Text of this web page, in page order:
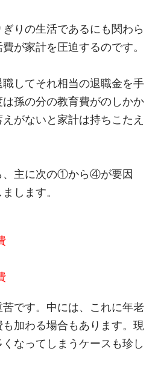
りの生活であるにも関わら
が家計を圧迫するのです。
してそれ相当の退職金を手
孫の分の教育費がのしかか
がないと家計は持ちこたえ
、主に次の①から④が要因
します。
です。中には、これに年老
加わる場合もあります。現
なってしまうケースも珍し